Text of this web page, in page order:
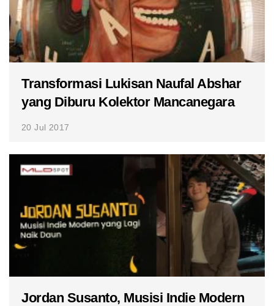
Transformasi Lukisan Naufal Abshar
yang Diburu Kolektor Mancanegara
20 Jul 2017
Jordan Susanto, Musisi Indie Modern